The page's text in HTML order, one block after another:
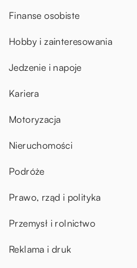
Finanse osobiste
Hobby i zainteresowania
Jedzenie i napoje
Kariera
Motoryzacja
Nieruchomości
Podróże
Prawo, rząd i polityka
Przemysł i rolnictwo
Reklama i druk